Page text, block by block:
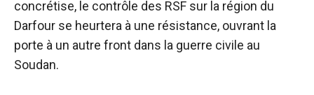
concrétise, le contrôle des RSF sur la région du
Darfour se heurtera à une résistance, ouvrant la
porte à un autre front dans la guerre civile au
Soudan.